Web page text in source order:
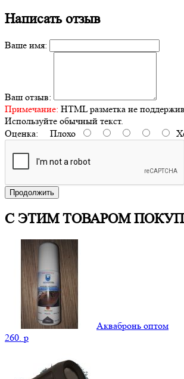
Написать отзыв
Ваше имя:
Ваш отзыв:
Примечание: HTML разметка не
Используйте обычный текст.
Оценка: Плохо
Продолжить
С ЭТИМ ТОВАРОМ
Аквабронь оптом
260. p